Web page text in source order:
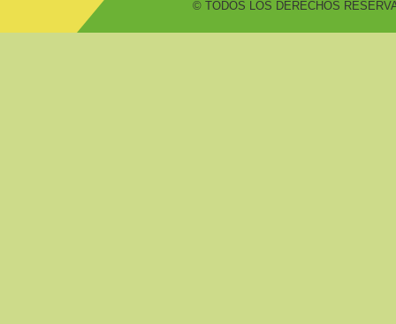
© TODOS LOS DERECHOS